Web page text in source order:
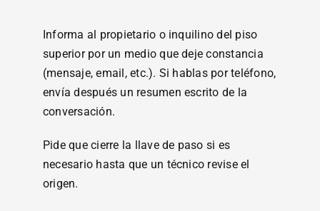
Informa al propietario o inquilino del piso
superior por un medio que deje constancia
(mensaje, email, etc.). Si hablas por teléfono,
envía después un resumen escrito de la
conversación.
Pide que cierre la llave de paso si es
necesario hasta que un técnico revise el
origen.